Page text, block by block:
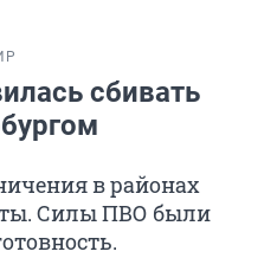
сбивать
в районах
Силы ПВО были